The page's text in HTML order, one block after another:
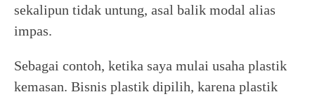
sekalipun tidak untung, asal balik modal alias
impas.
Sebagai contoh, ketika saya mulai usaha plastik
kemasan. Bisnis plastik dipilih, karena plastik